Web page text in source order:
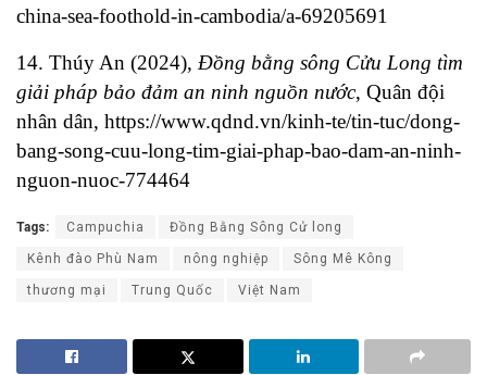
china-sea-foothold-in-cambodia/a-69205691
14. Thúy An (2024), Đồng bằng sông Cửu Long tìm
giải pháp bảo đảm an ninh nguồn nước, Quân đội
nhân dân, https://www.qdnd.vn/kinh-te/tin-tuc/dong-
bang-song-cuu-long-tim-giai-phap-bao-dam-an-ninh-
nguon-nuoc-774464
Tags: Campuchia Đồng Bằng Sông Cử long
Kênh đào Phù Nam nông nghiệp Sông Mê Kông
thương mại Trung Quốc Việt Nam